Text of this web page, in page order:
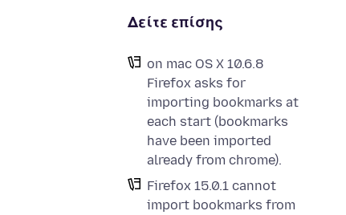
Δείτε επίσης
on mac OS X 10.6.8
Firefox asks for
importing bookmarks at
each start (bookmarks
have been imported
already from chrome).
Firefox 15.0.1 cannot
import bookmarks from